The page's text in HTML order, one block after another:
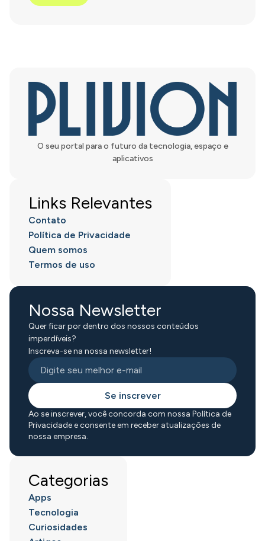
O seu portal para o futuro da tecnologia, espaço e
aplicativos
Links Relevantes
Contato
Política de Privacidade
Quem somos
Termos de uso
Nossa Newsletter
Quer ficar por dentro dos nossos conteúdos
imperdíveis?
Inscreva-se na nossa newsletter!
Se inscrever
Ao se inscrever, você concorda com nossa Política de
Privacidade e consente em receber atualizações de
nossa empresa.
Categorias
Apps
Tecnologia
Curiosidades